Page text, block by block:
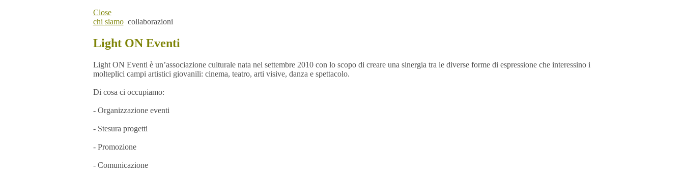
Close
chi siamo collaborazioni
Light ON Eventi
Light ON Eventi è un’associazione culturale nata nel settembre 2010 con lo scopo di creare una sinergia tra le diverse forme di espressione che interessino i
molteplici campi artistici giovanili: cinema, teatro, arti visive, danza e spettacolo.
Di cosa ci occupiamo:
- Organizzazione eventi
- Stesura progetti
- Promozione
- Comunicazione